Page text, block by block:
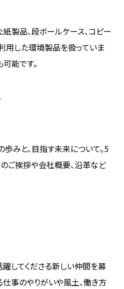
製品、段ボールケース、コピー
用した環境製品を扱っていま
能です。
みと、目指す未来について。5
ご挨拶や会社概要、沿革など
してくださる新しい仲間を募
仕事のやりがいや風土、働き方